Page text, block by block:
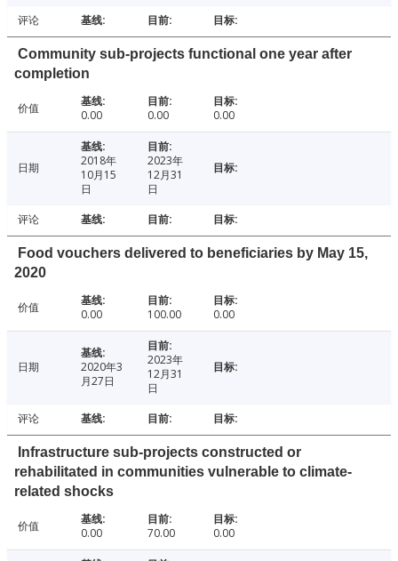
评论
Community sub-projects functional one year after
completion
价值 0.00 0.00 0.00
日期
2018年
10月15
日
2023年
12月31
日
评论
Food vouchers delivered to beneficiaries by May 15,
2020
价值 0.00 100.00 0.00
日期
2020年3
月27日
2023年
12月31
日
评论
Infrastructure sub-projects constructed or
rehabilitated in communities vulnerable to climate-
related shocks
价值 0.00 70.00 0.00